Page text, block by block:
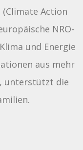
(Climate Action
NRO-
und Energie
aus mehr
unterstützt die